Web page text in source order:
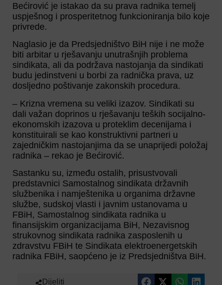
Bećirović je istakao da su prava radnika temelj
uspješnog i prosperitetnog funkcioniranja bilo koje
privrede.
Naglasio je da Predsjedništvo BiH nije i ne može
biti arbitar u rješavanju unutrašnjih problema
sindikata, ali da podržava nastojanja da sindikati
budu jedinstveni u borbi za radnička prava, uz
dosljedno poštivanje zakonskih procedura.
– Krizna vremena su veliki izazov. Sindikati su
dali važan doprinos u rješavanju teških socijalno-
ekonomskih izazova u proteklim decenijama i
konstituirali se kao konstruktivni partneri u
zajedničkim nastojanjima da se unaprijedi položaj
radnika – rekao je Bećirović.
Sastanku su, između ostalih, prisustvovali
predstavnici Samostalnog sindikata državnih
službenika i namještenika u organima državne
službe, sudskoj vlasti i javnim ustanovama u
FBiH, Samostalnog sindikata radnika u
finansijskim organizacijama BiH, Nezavisnog
strukovnog sindikata radnika zasposlenih u
zdravstvu FBiH te Sindikata elektroenergetskih
radnika FBiH, saopćeno je iz Predsjedništva BiH.
Dijeliti